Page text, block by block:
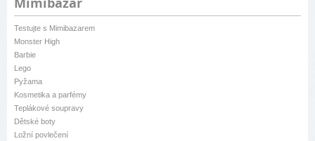
Testujte s Mimibazarem
Monster High
Barbie
Lego
Pyžama
Kosmetika a parfémy
Teplákové soupravy
Dětské boty
Ložní povlečení